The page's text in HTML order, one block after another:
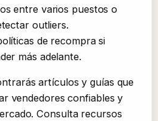
entre varios puestos o
outliers.
de recompra si
más adelante.
artículos y guías que
vendedores confiables y
Consulta recursos